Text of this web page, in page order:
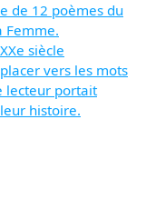
de 12 poèmes du
Femme.
siècle
vers les mots
lecteur portait
histoire.